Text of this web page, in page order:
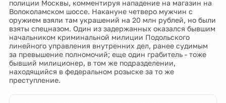
полиции Москвы, комментируя нападение на магазин на
Волоколамском шоссе. Накануне четверо мужчин с
оружием взяли там украшений на 20 млн рублей, но были
взяты спецназом. Один из задержанных оказался бывшим
начальником криминальной милиции Подольского
линейного управления внутренних дел, ранее судимым
за превышение полномочий; еще один грабитель - тоже
бывший милиционер, в том же подразделении,
находящийся в федеральном розыске за то же
преступление.